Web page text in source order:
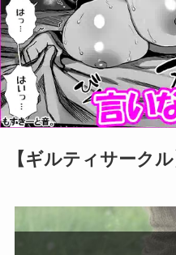
【ギルティサーク